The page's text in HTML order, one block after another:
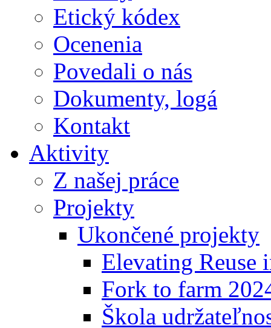
Etický kódex
Ocenenia
Povedali o nás
Dokumenty, logá
Kontakt
Aktivity
Z našej práce
Projekty
Ukončené projekty
Elevating Reuse
Fork to farm
Škola